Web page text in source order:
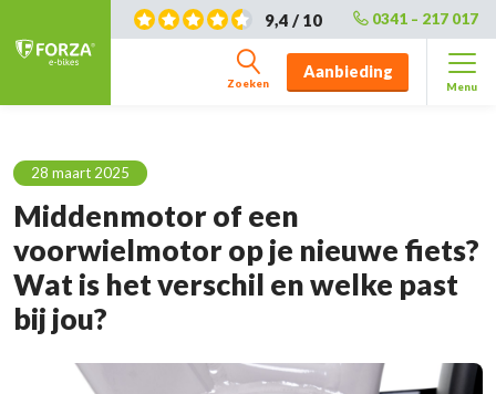
9,4 / 10 0341 – 217 017
Zoeken
Aanbieding
Menu
28 maart 2025
Middenmotor of een
voorwielmotor op je nieuwe fiets?
Wat is het verschil en welke past
bij jou?